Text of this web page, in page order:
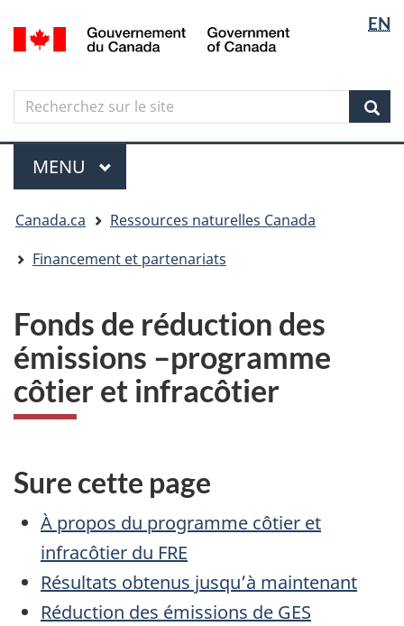
Aller
au
principal
Skip
to
government"
Passer
à
version
simplifiée
langue
EN
Canada
Search
Recherchez
sur
le
site
Menu
MENU PRINCIPAL
êtes
ici
Canada.ca
Ressources naturelles Canada
Financement et partenariats
Fonds de réduction des
émissions –programme
côtier et infracôtier
Sure cette page
À propos du programme côtier et
infracôtier du FRE
Résultats obtenus jusqu’à maintenant
Réduction des émissions de GES